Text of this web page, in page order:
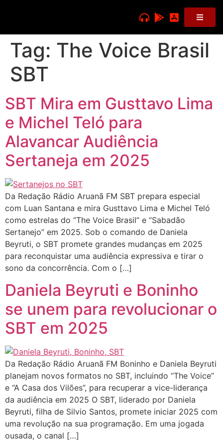
Tag: The Voice Brasil
SBT
SBT Mira em Gusttavo Lima
e Michel Teló para
Alavancar Audiência
Sertaneja em 2025
Da Redação Rádio Aruanã FM SBT prepara especial
com Luan Santana e mira Gusttavo Lima e Michel Teló
como estrelas do “The Voice Brasil” e “Sabadão
Sertanejo” em 2025. Sob o comando de Daniela
Beyruti, o SBT promete grandes mudanças em 2025
para reconquistar uma audiência expressiva e tirar o
sono da concorrência. Com o […]
Daniela Beyruti e Boninho
se unem para revolucionar o
SBT em 2025
Da Redação Rádio Aruanã FM Boninho e Daniela Beyruti
planejam novos formatos no SBT, incluindo “The Voice”
e “A Casa dos Vilões”, para recuperar a vice-liderança
da audiência em 2025 O SBT, liderado por Daniela
Beyruti, filha de Silvio Santos, promete iniciar 2025 com
uma revolução na sua programação. Em uma jogada
ousada, o canal […]